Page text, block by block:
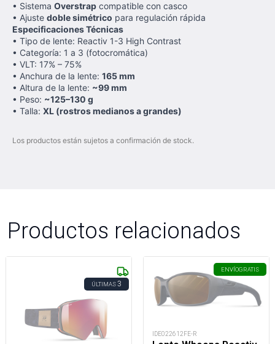
• Sistema Overstrap compatible con casco
• Ajuste doble simétrico para regulación rápida
Especificaciones Técnicas
• Tipo de lente: Reactiv 1-3 High Contrast
• Categoría: 1 a 3 (fotocromática)
• VLT: 17% – 75%
• Anchura de la lente: 165 mm
• Altura de la lente: ~99 mm
• Peso: ~125–130 g
• Talla: XL (rostros medianos a grandes)
Los productos están sujetos a confirmación de stock.
Productos relacionados
ÚLTIMAS3
ENVÍOGRATIS
IDE022612FE-R